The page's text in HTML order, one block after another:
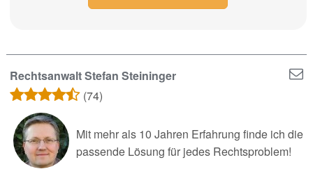
Rechtsanwalt Stefan Steininger
(74)
Mit mehr als 10 Jahren Erfahrung finde ich die
passende Lösung für jedes Rechtsproblem!